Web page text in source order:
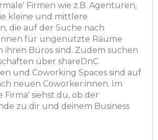
Firmen wie z.B. Agenturen,
kleine und mittlere
die auf der Suche nach
für ungenutzte Räume
ihren Büros sind. Zudem suchen
über shareDnC
und Coworking Spaces sind auf
neuen Coworker:innen. Im
Firma' siehst du, ob der
zu dir und deinem Business